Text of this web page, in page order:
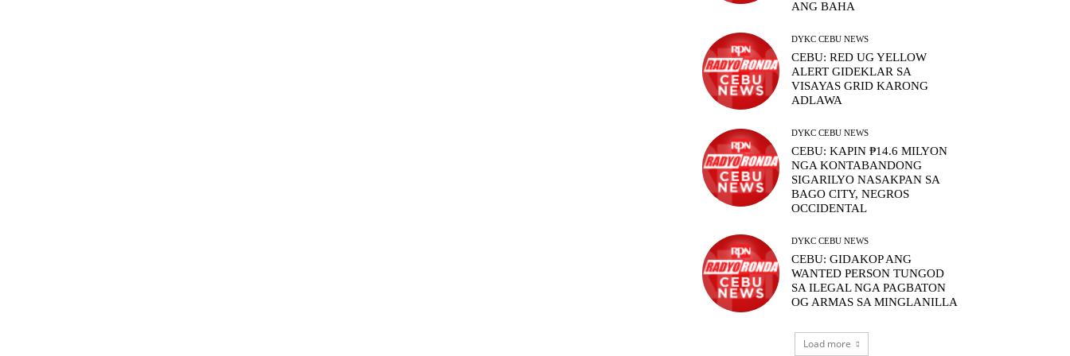
ANG BAHA
DYKC CEBU NEWS
CEBU: RED UG YELLOW
ALERT GIDEKLAR SA
VISAYAS GRID KARONG
ADLAWA
DYKC CEBU NEWS
CEBU: KAPIN ₱14.6 MILYON
NGA KONTABANDONG
SIGARILYO NASAKPAN SA
BAGO CITY, NEGROS
OCCIDENTAL
DYKC CEBU NEWS
CEBU: GIDAKOP ANG
WANTED PERSON TUNGOD
SA ILEGAL NGA PAGBATON
OG ARMAS SA MINGLANILLA
Load more